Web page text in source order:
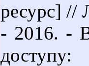
ресурс] //
- 2016. -
доступу: